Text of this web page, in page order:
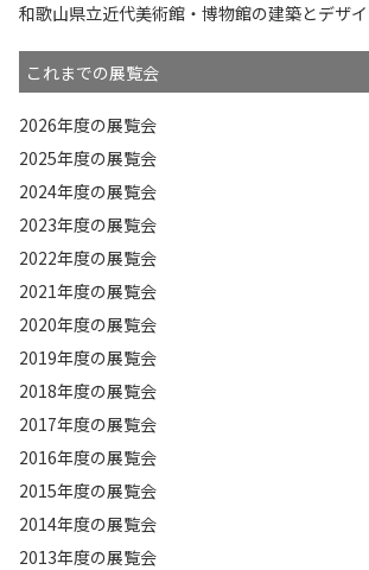
和歌山県立近代美術館・博物館の建築とデザ
これまでの展覧会
2026年度の展覧会
2025年度の展覧会
2024年度の展覧会
2023年度の展覧会
2022年度の展覧会
2021年度の展覧会
2020年度の展覧会
2019年度の展覧会
2018年度の展覧会
2017年度の展覧会
2016年度の展覧会
2015年度の展覧会
2014年度の展覧会
2013年度の展覧会